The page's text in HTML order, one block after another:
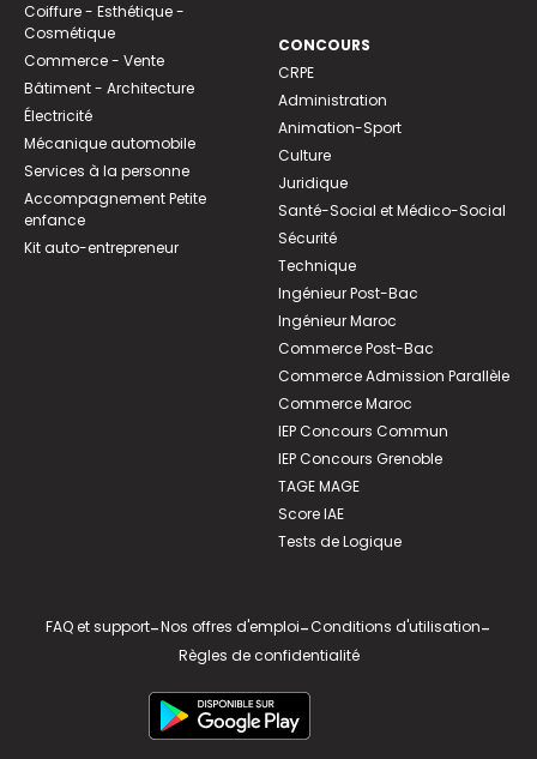
Coiffure - Esthétique -
Cosmétique
Commerce - Vente
Bâtiment - Architecture
Électricité
Mécanique automobile
Services à la personne
Accompagnement Petite
enfance
Kit auto-entrepreneur
CONCOURS
CRPE
Administration
Animation-Sport
Culture
Juridique
Santé-Social et Médico-Social
Sécurité
Technique
Ingénieur Post-Bac
Ingénieur Maroc
Commerce Post-Bac
Commerce Admission Parallèle
Commerce Maroc
IEP Concours Commun
IEP Concours Grenoble
TAGE MAGE
Score IAE
Tests de Logique
FAQ et support-Nos offres d'emploi-Conditions d'utilisation-
Règles de confidentialité